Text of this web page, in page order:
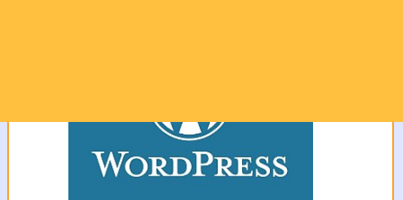
Usted tiene derecho a
solicitar y obtener
información de sus datos
de carácter personal